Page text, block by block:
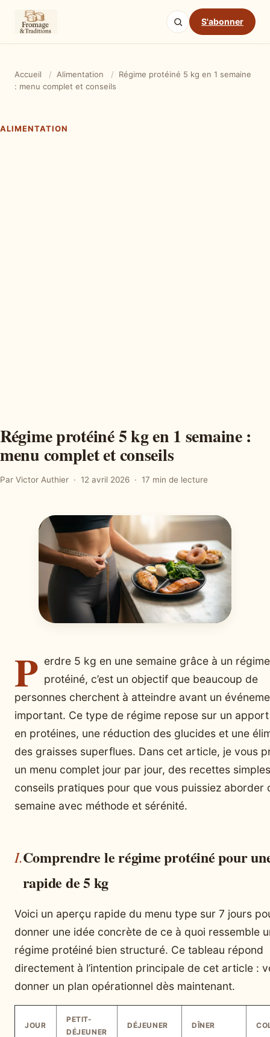
S'abonner
Accueil / Alimentation /
Régime protéiné 5 kg en 1 semaine
: menu complet et conseils
ALIMENTATION
Régime protéiné 5 kg en 1 semaine :
menu complet et conseils
Par Victor Authier 12 avril 2026 17 min de lecture
P erdre 5 kg en une semaine grâce à un régime
protéiné, c’est un objectif que beaucoup de
personnes cherchent à atteindre avant un
important. Ce type de régime repose sur un
en protéines, une réduction des glucides et une
des graisses superflues. Dans cet article, je vous
un menu complet jour par jour, des recettes
conseils pratiques pour que vous puissiez aborder
semaine avec méthode et sérénité.
Comprendre le régime protéiné pour
rapide de 5 kg
Voici un aperçu rapide du menu type sur 7 jours
donner une idée concrète de ce à quoi ressemble
régime protéiné bien structuré. Ce tableau répond
directement à l’intention principale de cet article :
donner un plan opérationnel dès maintenant.
JOUR
PETIT-
DÉJEUNER
DÉJEUNER DÎNER